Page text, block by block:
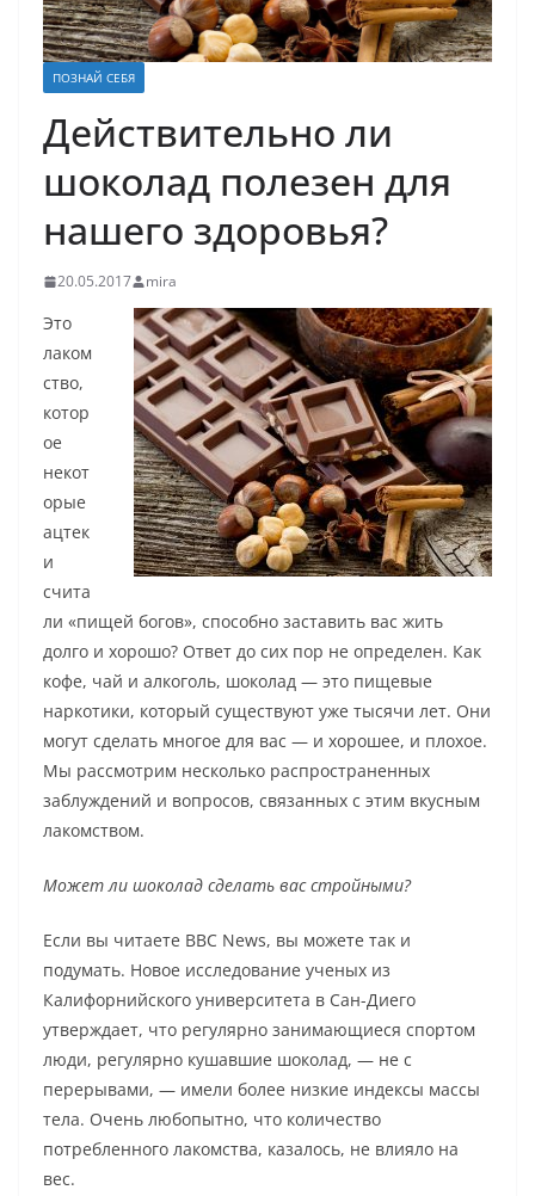
ПОЗНАЙ СЕБЯ
Действительно ли
шоколад полезен для
нашего здоровья?
20.05.2017 mira
Это
лаком
ство,
котор
ое
некот
орые
ацтек
и
счита
ли «пищей богов», способно заставить вас жить
долго и хорошо? Ответ до сих пор не определен. Как
кофе, чай и алкоголь, шоколад — это пищевые
наркотики, который существуют уже тысячи лет. Они
могут сделать многое для вас — и хорошее, и плохое.
Мы рассмотрим несколько распространенных
заблуждений и вопросов, связанных с этим вкусным
лакомством.
Может ли шоколад сделать вас стройными?
Если вы читаете BBC News, вы можете так и
подумать. Новое исследование ученых из
Калифорнийского университета в Сан-Диего
утверждает, что регулярно занимающиеся спортом
люди, регулярно кушавшие шоколад, — не с
перерывами, — имели более низкие индексы массы
тела. Очень любопытно, что количество
потребленного лакомства, казалось, не влияло на
вес.